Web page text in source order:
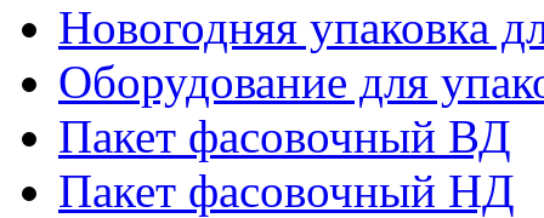
Новогодняя упаковка
Оборудование для
Пакет фасовочный ВД
Пакет фасовочный НД